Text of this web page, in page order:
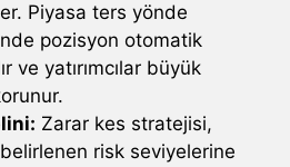
Piyasa ters yönde
pozisyon otomatik
ve yatırımcılar büyük
Zarar kes stratejisi,
belirlenen risk seviyelerine